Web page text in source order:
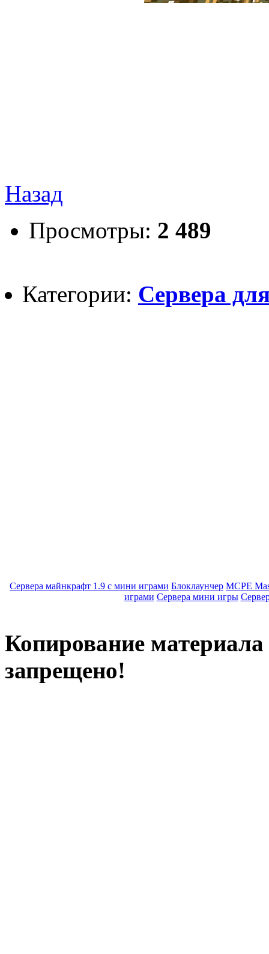
Назад
Просмотры: 2 489
Категории: Сервера
Сервера майнкрафт 1.9 с мини играми Блоклаунчер MCPE
играми Сервера мини игры
Копирование материала
запрещено!